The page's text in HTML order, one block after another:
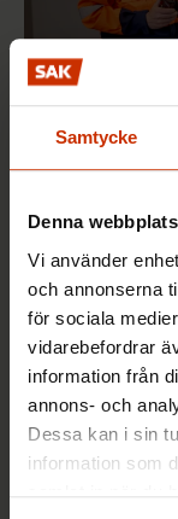
Samtycke
Denna
Vi använder
och annonserna
för sociala
vidarebefordrar
information från
annons- och
Dessa kan i sin
information som
2.6.2026 10:01
försvinner
FACKET I